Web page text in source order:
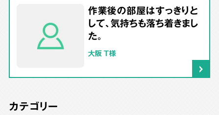
作業後の部屋はすっきりと
して、気持ちも落ち着きまし
た。
大阪 T様
カテゴリー